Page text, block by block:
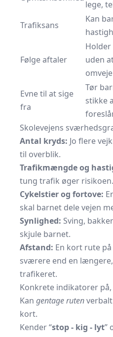
lege,
Trafiksans
Kan
Følge aftaler
uden
Evne til at sige
fra
Tør
stikke
Skolevejens
Antal kryds: Jo flere
til overblik.
Trafikmængde og
tung trafik øger risikoen.
Cykelstier og fortove:
skal barnet dele vejen
Synlighed: Sving,
skjule barnet.
Afstand: En kort rute
sværere end en
trafikeret.
Konkrete indikatorer
Kan gentage ruten
kort.
Kender “stop - kig - lyt”